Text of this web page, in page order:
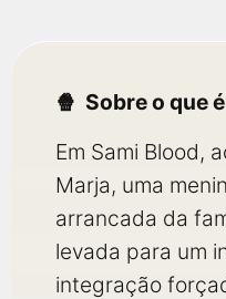
Sobre o que
Em Sami Blood,
Marja, uma
arrancada da
levada para um
integração